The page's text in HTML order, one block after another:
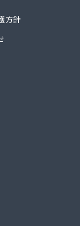
販売所
方針